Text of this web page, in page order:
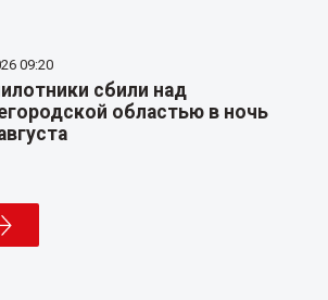
09:20
сбили над
областью в ночь